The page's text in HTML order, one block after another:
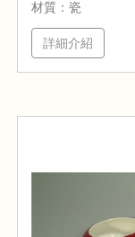
材質：瓷
詳細介紹